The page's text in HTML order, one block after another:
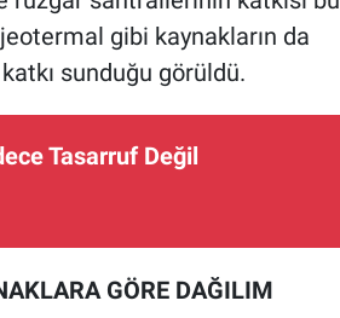
gibi kaynakların da
sunduğu görüldü.
Tasarruf Değil
GÖRE DAĞILIM